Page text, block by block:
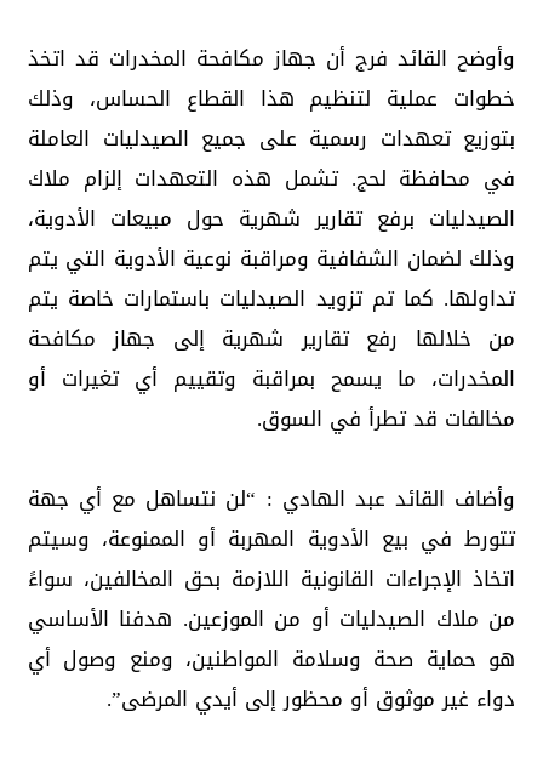
وأوضح القائد فرج أن جهاز مكافحة المخدرات قد اتخذ
خطوات عملية لتنظيم هذا القطاع الحساس، وذلك
بتوزيع تعهدات رسمية على جميع الصيدليات العاملة
في محافظة لحج. تشمل هذه التعهدات إلزام ملاك
الصيدليات برفع تقارير شهرية حول مبيعات الأدوية،
وذلك لضمان الشفافية ومراقبة نوعية الأدوية التي يتم
تداولها. كما تم تزويد الصيدليات باستمارات خاصة يتم
من خلالها رفع تقارير شهرية إلى جهاز مكافحة
المخدرات، ما يسمح بمراقبة وتقييم أي تغيرات أو
مخالفات قد تطرأ في السوق.
وأضاف القائد عبد الهادي : “لن نتساهل مع أي جهة
تتورط في بيع الأدوية المهربة أو الممنوعة، وسيتم
اتخاذ الإجراءات القانونية اللازمة بحق المخالفين، سواءً
من ملاك الصيدليات أو من الموزعين. هدفنا الأساسي
هو حماية صحة وسلامة المواطنين، ومنع وصول أي
دواء غير موثوق أو محظور إلى أيدي المرضى”.